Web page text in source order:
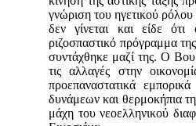
γνώριση του ηγετικού ρόλου
δεν γίνεται και είδε ότι
ριζοσπαστικό πρόγραμμα
συ­ντάχθηκε μαζί της. Ο
τις αλλαγές στην
προεπαναστατικά
δυνάμεων και θερμο­κήπια
μάχη του νεοελληνικού